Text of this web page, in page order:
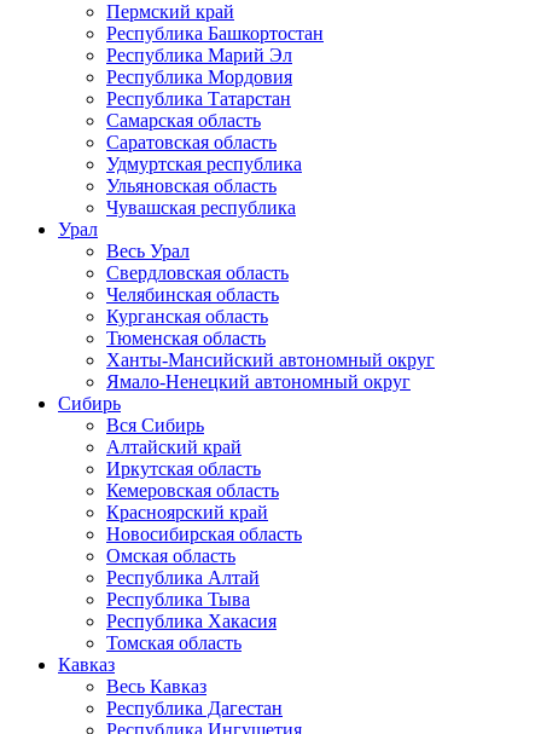
Пермский край
Республика Башкортостан
Республика Марий Эл
Республика Мордовия
Республика Татарстан
Самарская область
Саратовская область
Удмуртская республика
Ульяновская область
Чувашская республика
Урал
Весь Урал
Свердловская область
Челябинская область
Курганская область
Тюменская область
Ханты-Мансийский автономный округ
Ямало-Ненецкий автономный округ
Сибирь
Вся Сибирь
Алтайский край
Иркутская область
Кемеровская область
Красноярский край
Новосибирская область
Омская область
Республика Алтай
Республика Тыва
Республика Хакасия
Томская область
Кавказ
Весь Кавказ
Республика Дагестан
Республика Ингушетия